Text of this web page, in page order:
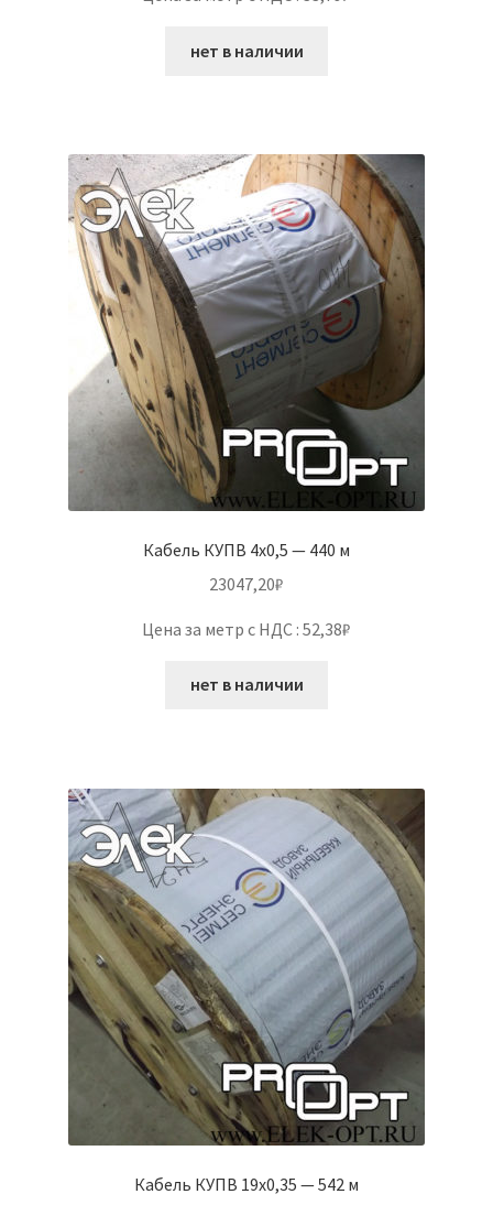
нет в наличии
Кабель КУПВ 4х0,5 — 440 м
23047,20₽
Цена за метр с НДС : 52,38₽
нет в наличии
Кабель КУПВ 19х0,35 — 542 м